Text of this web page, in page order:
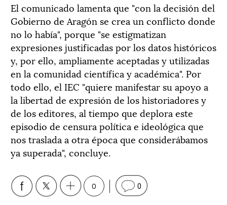
El comunicado lamenta que "con la decisión del
Gobierno de Aragón se crea un conflicto donde
no lo había", porque "se estigmatizan
expresiones justificadas por los datos históricos
y, por ello, ampliamente aceptadas y utilizadas
en la comunidad científica y académica". Por
todo ello, el IEC "quiere manifestar su apoyo a
la libertad de expresión de los historiadores y
de los editores, al tiempo que deplora este
episodio de censura política e ideológica que
nos traslada a otra época que considerábamos
ya superada", concluye.
0 0